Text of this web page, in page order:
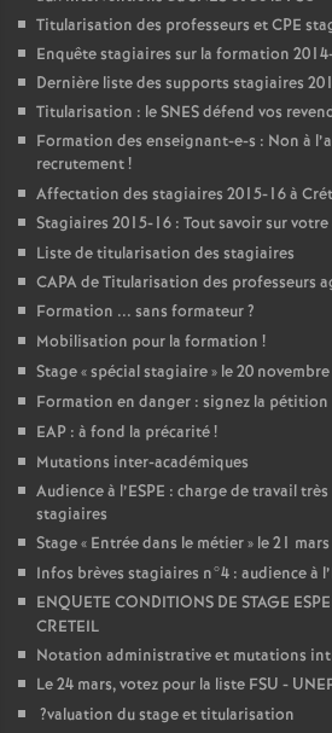
Titularisation des professeurs etCPE
Enquête stagiaires sur la formation
Dernière liste des supports stagiaires
Titularisation : leSNESdéfend vos
Formation des enseignant-e-s : Non à
recrutement!
Affectation des stagiaires 2015-16 à
Stagiaires 2015-16 : Tout savoir sur
Liste de titularisation des stagiaires
CAPAde Titularisation des professeurs
Formation ... sans formateur?
Mobilisation pour la formation !
Stage «spécial stagiaire» le 20
Formation en danger : signez la pétition
EAP : à fond la précarité!
Mutations inter-académiques
Audience à l’ESPE : charge de travail
stagiaires
Stage « Entrée dans le métier» le 21
Infos brèves stagiaires n°4 : audience à l’
ENQUETE CONDITIONS DE STAGE ESPE
CRETEIL
Notation administrative et mutations
Le 24 mars, votez pour la liste FSU -
?valuation du stage et titularisation